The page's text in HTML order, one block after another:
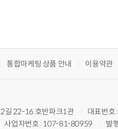
통합마케팅 상품 안내 이용약관
2길 22-16 호반파크1관
대표번
사업자번호 : 107-81-80959
발